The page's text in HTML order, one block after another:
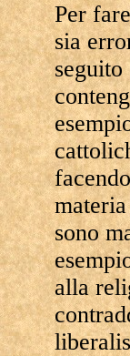
Per
sia
sono
alla